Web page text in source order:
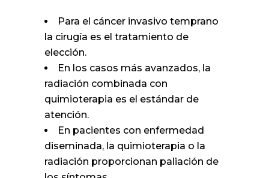
Para el cáncer invasivo temprano
la cirugía es el tratamiento de
elección.
En los casos más avanzados, la
radiación combinada con
quimioterapia es el estándar de
atención.
En pacientes con enfermedad
diseminada, la quimioterapia o la
radiación proporcionan paliación de